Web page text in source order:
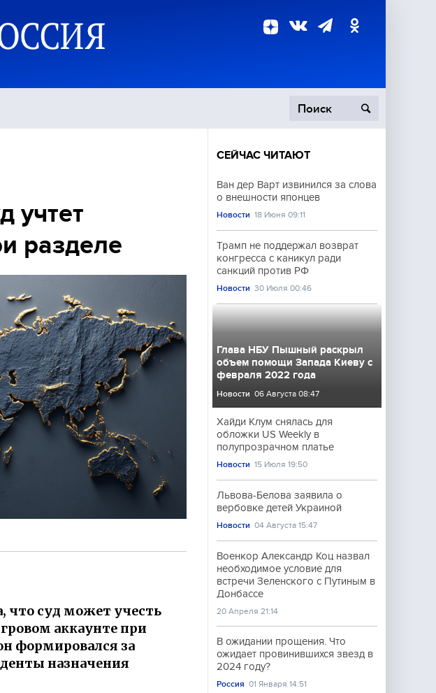
Происшествия
учтет
разделе
что суд может учесть
аккаунте при
формировался за
назначения
СЕЙЧАС ЧИТАЮТ
Ван дер Варт извинился за слова
о внешности японцев
Новости 18 Июня 09:11
Трамп не поддержал возврат
конгресса с каникул ради
санкций против РФ
Новости 30 Июля 00:46
Глава НБУ Пышный раскрыл
объем помощи Запада Киеву с
февраля 2022 года
Новости 06 Августа 08:47
Хайди Клум снялась для
обложки US Weekly в
полупрозрачном платье
Новости 15 Июля 19:50
Львова-Белова заявила о
вербовке детей Украиной
Новости 04 Августа 15:47
Военкор Александр Коц назвал
необходимое условие для
встречи Зеленского с Путиным в
Донбассе
20 Апреля 21:14
В ожидании прощения. Что
ожидает провинившихся звезд в
2024 году?
Россия 01 Января 14:51